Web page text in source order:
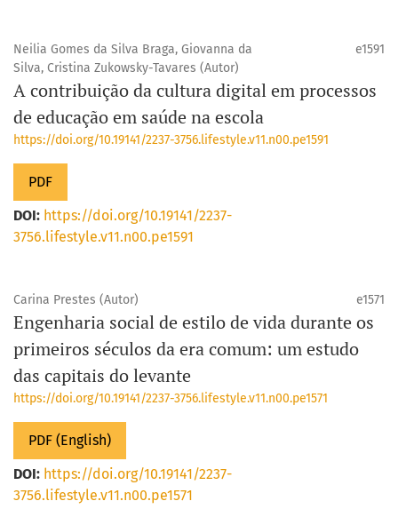
Neilia Gomes da Silva Braga, Giovanna da
Silva, Cristina Zukowsky-Tavares (Autor)
e1591
A contribuição da cultura digital em processos
de educação em saúde na escola
https://doi.org/10.19141/2237-3756.lifestyle.v11.n00.pe1591
PDF
DOI: https://doi.org/10.19141/2237-
3756.lifestyle.v11.n00.pe1591
Carina Prestes (Autor) e1571
Engenharia social de estilo de vida durante os
primeiros séculos da era comum: um estudo
das capitais do levante
https://doi.org/10.19141/2237-3756.lifestyle.v11.n00.pe1571
PDF (English)
DOI: https://doi.org/10.19141/2237-
3756.lifestyle.v11.n00.pe1571